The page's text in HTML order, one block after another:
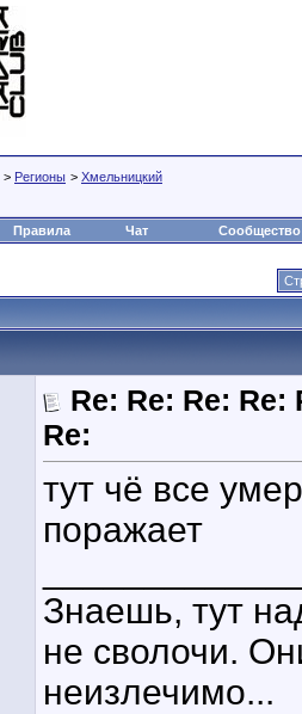
> Регионы > Хмельницкий
Правила Чат Сообщество
Re: Re: Re: Re:
Re:
тут чё все
поражает
Знаешь, тут
не сволочи.
неизлечимо...